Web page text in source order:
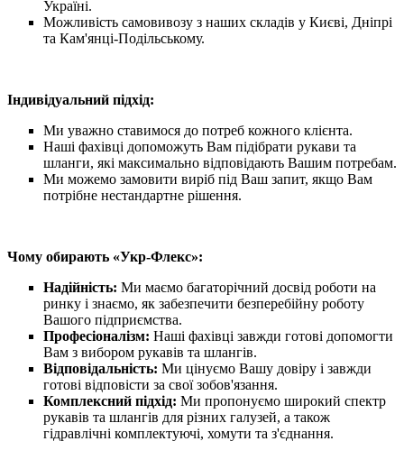
Україні.
Можливість самовивозу з наших складів у Києві, Дніпрі
та Кам'янці-Подільському.
Індивідуальний підхід:
Ми уважно ставимося до потреб кожного клієнта.
Наші фахівці допоможуть Вам підібрати рукави та
шланги, які максимально відповідають Вашим потребам.
Ми можемо замовити виріб під Ваш запит, якщо Вам
потрібне нестандартне рішення.
Чому обирають «Укр-Флекс»:
Надійність: Ми маємо багаторічний досвід роботи на
ринку і знаємо, як забезпечити безперебійну роботу
Вашого підприємства.
Професіоналізм: Наші фахівці завжди готові допомогти
Вам з вибором рукавів та шлангів.
Відповідальність: Ми цінуємо Вашу довіру і завжди
готові відповісти за свої зобов'язання.
Комплексний підхід: Ми пропонуємо широкий спектр
рукавів та шлангів для різних галузей, а також
гідравлічні комплектуючі, хомути та з'єднання.